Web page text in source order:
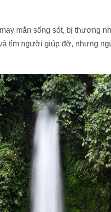
mắn sống sót, bị thương
tìm người giúp đỡ, nhưng